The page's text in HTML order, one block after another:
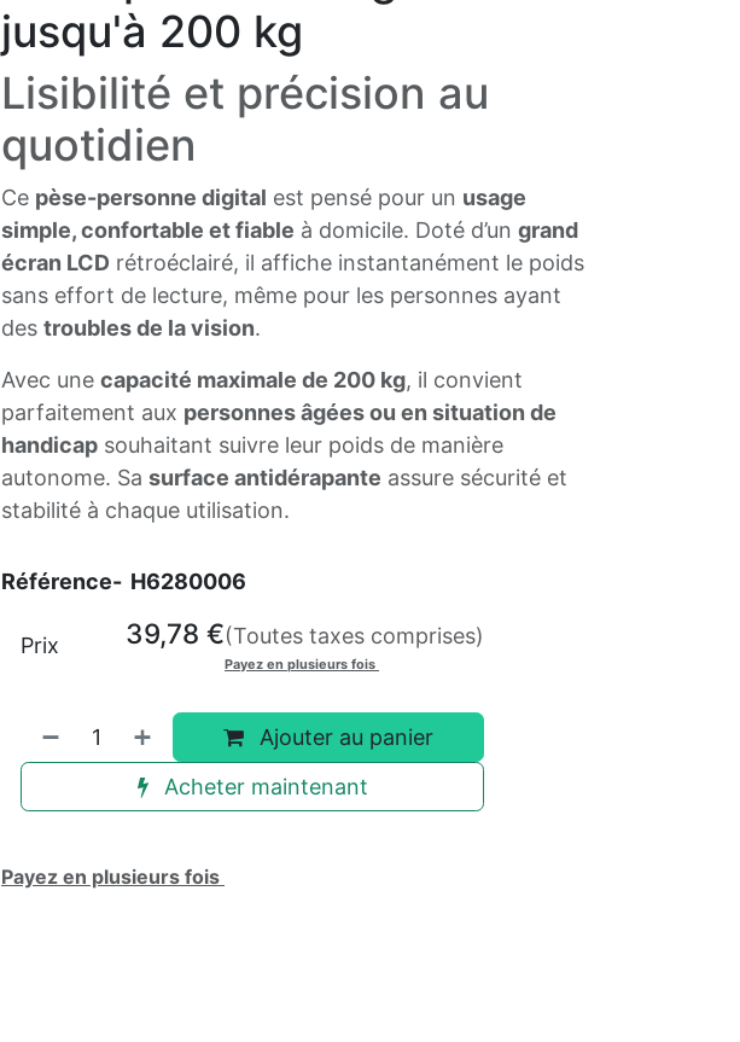
jusqu'à 200 kg
Lisibilité et précision au
quotidien
Ce pèse-personne digital est pensé pour un usage
simple, confortable et fiable à domicile. Doté d’un grand
écran LCD rétroéclairé, il affiche instantanément le poids
sans effort de lecture, même pour les personnes ayant
des troubles de la vision.
Avec une capacité maximale de 200 kg, il convient
parfaitement aux personnes âgées ou en situation de
handicap souhaitant suivre leur poids de manière
autonome. Sa surface antidérapante assure sécurité et
stabilité à chaque utilisation.
Référence- H6280006
Ajouter au panier
Acheter maintenant
Prix 39,78 €(Toutes taxes comprises)
Payez en plusieurs fois
Payez en plusieurs fois